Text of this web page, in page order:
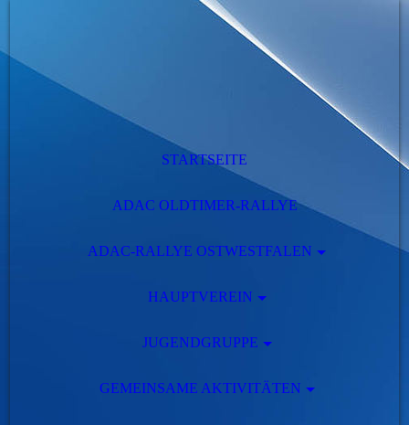
STARTSEITE
ADAC OLDTIMER-RALLYE
ADAC-RALLYE OSTWESTFALEN
HAUPTVEREIN
JUGENDGRUPPE
GEMEINSAME AKTIVITÄTEN